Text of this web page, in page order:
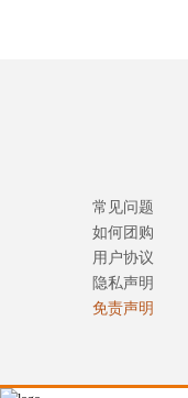
常见问题
如何团购
用户协议
隐私声明
免责声明